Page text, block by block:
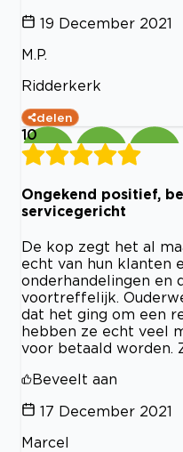
19 December 2021
M.P.
Ridderkerk
delen
10
Ongekend positief,
servicegericht
De kop zegt het al
echt van hun klanten
onderhandelingen en
voortreffelijk.
dat het ging om een
hebben ze echt veel
voor betaald worden.
Beveelt aan
17 December 2021
Marcel